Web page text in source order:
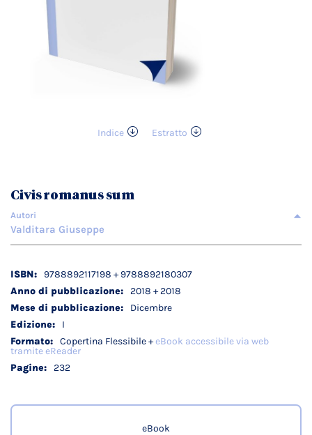
Indice
Estratto
galleria
di
immagini
Civis romanus sum
Autori
Valditara Giuseppe
Dettagli
tecnici
9788892117198 + 9788892180307
2018 + 2018
Dicembre
I
Copertina Flessibile +eBook accessibile via web
tramite eReader
232
eBook